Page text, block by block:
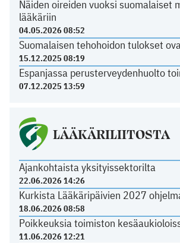
Näiden oireiden vuoksi suomalaiset
lääkäriin
04.05.2026 08:52
Suomalaisen tehohoidon tulokset
15.12.2025 08:19
Espanjassa perusterveydenhuolto
07.12.2025 13:59
LÄÄKÄRILIITOSTA
Ajankohtaista yksityissektorilta
22.06.2026 14:26
Kurkista Lääkäripäivien 2027
18.06.2026 08:58
Poikkeuksia toimiston
11.06.2026 12:21